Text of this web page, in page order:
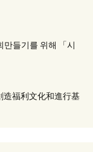
만들기를 위해 「시
造福利文化和進行基